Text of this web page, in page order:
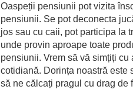
Oaspeții pensiunii pot vizita
pensiunii. Se pot deconecta
jos sau cu caii, pot participa la
unde provin aproape toate
pensiunii. Vrem să vă simțiți
cotidiană. Dorința noastră este
să ne călcați pragul cu drag de